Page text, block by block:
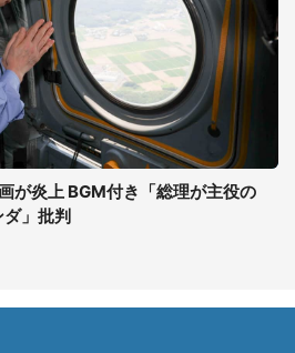
が炎上 BGM付き「総理が主役の
」批判